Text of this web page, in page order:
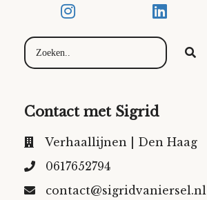
Contact met Sigrid
Verhaallijnen | Den Haag
0617652794
contact@sigridvaniersel.nl